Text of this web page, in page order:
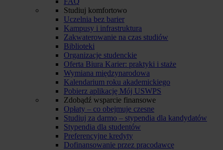
Studiuj komfortowo
Uczelnia bez barier
Kampusy i infrastruktura
Zakwaterowanie na czas studiów
Biblioteki
Organizacje studenckie
Oferta Biura Karier: praktyki i staże
Wymiana międzynarodowa
Kalendarium roku akademickiego
Pobierz aplikację Mój USWPS
Zdobądź wsparcie finansowe
Opłaty – co obejmuje czesne
Studiuj za darmo – stypendia dla kandydatów
Stypendia dla studentów
Preferencyjne kredyty
Dofinansowanie przez pracodawcę